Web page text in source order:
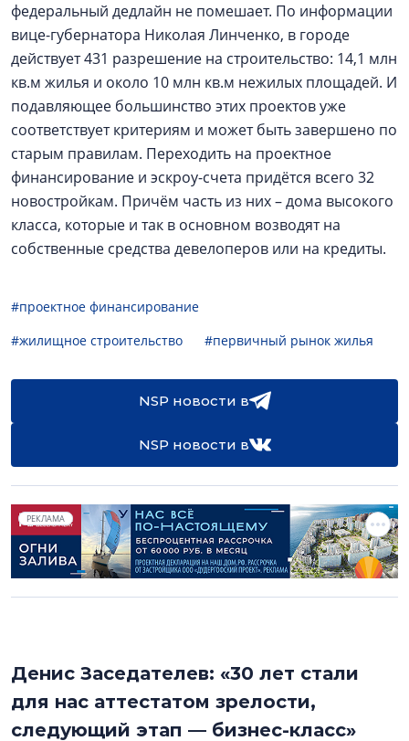
федеральный дедлайн не помешает. По информации
вице-губернатора Николая Линченко, в городе
действует 431 разрешение на строительство: 14,1 млн
кв.м жилья и около 10 млн кв.м нежилых площадей. И
подавляющее большинство этих проектов уже
соответствует критериям и может быть завершено по
старым правилам. Переходить на проектное
финансирование и эскроу-счета придётся всего 32
новостройкам. Причём часть из них – дома высокого
класса, которые и так в основном возводят на
собственные средства девелоперов или на кредиты.
#проектное финансирование
#жилищное строительство
#первичный рынок жилья
NSP новости в
NSP новости в
РЕКЛАМА
Денис Заседателев: «30 лет стали
для нас аттестатом зрелости,
следующий этап — бизнес-класс»